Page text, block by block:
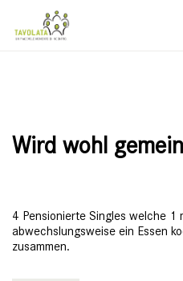
Wird wohl
4 Pensionierte Singles welche 1
abwechslungsweise ein Essen
zusammen.